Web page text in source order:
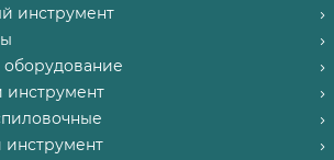
инструмент